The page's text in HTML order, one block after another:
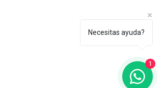
Necesitas ayuda?
1